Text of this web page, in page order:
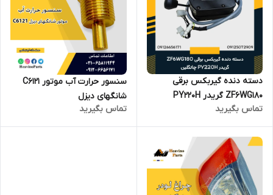
دسته دنده گیربکس برقی
ZF6WG180 گریدر PY220H
چانگلین
تماس بگیرید
سنسور حرارت آب موتور C6121
شانگهای دیزل
تماس بگیرید